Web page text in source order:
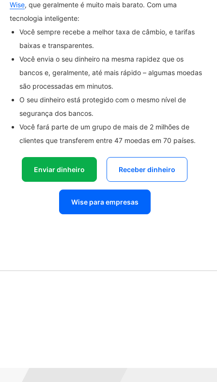
Wise, que geralmente é muito mais barato. Com uma
tecnologia inteligente:
Você sempre recebe a melhor taxa de câmbio, e tarifas
baixas e transparentes.
Você envia o seu dinheiro na mesma rapidez que os
bancos e, geralmente, até mais rápido – algumas moedas
são processadas em minutos.
O seu dinheiro está protegido com o mesmo nível de
segurança dos bancos.
Você fará parte de um grupo de mais de 2 milhões de
clientes que transferem entre 47 moedas em 70 países.
Enviar dinheiro Receber dinheiro
Wise para empresas